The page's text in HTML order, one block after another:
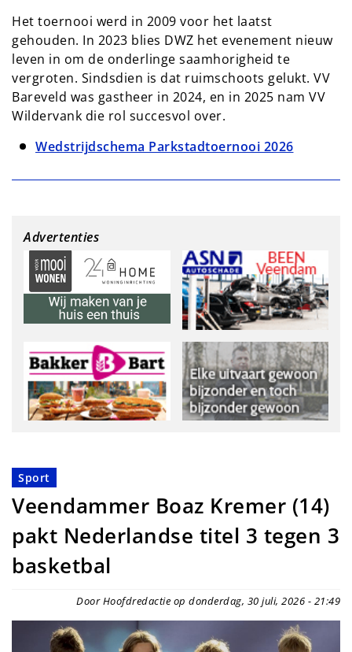
Het toernooi werd in 2009 voor het laatst
gehouden. In 2023 blies DWZ het evenement nieuw
leven in om de onderlinge saamhorigheid te
vergroten. Sindsdien is dat ruimschoots gelukt. VV
Bareveld was gastheer in 2024, en in 2025 nam VV
Wildervank die rol succesvol over.
Wedstrijdschema Parkstadtoernooi 2026
Advertenties
Sport
Veendammer Boaz Kremer (14)
pakt Nederlandse titel 3 tegen 3
basketbal
Door Hoofdredactie op donderdag, 30 juli, 2026 - 21:49